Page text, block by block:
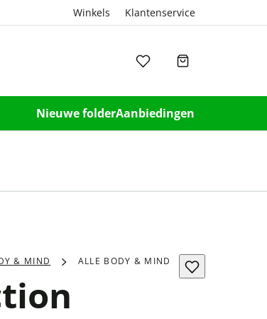
Winkels Klantenservice
Nieuwe folderAanbiedingen
& MIND ALLE BODY & MIND